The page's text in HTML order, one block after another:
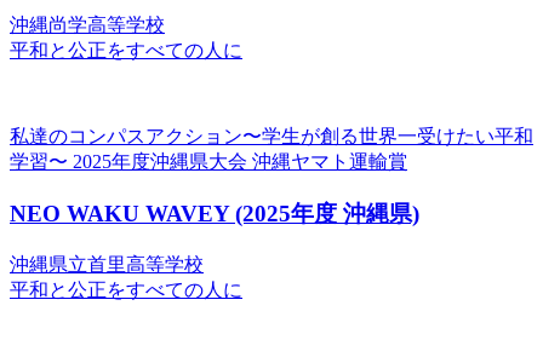
沖縄尚学高等学校
平和と公正をすべての人に
私達のコンパスアクション〜学生が創る世界一受けたい平和
学習〜 2025年度沖縄県大会 沖縄ヤマト運輸賞
NEO WAKU WAVEY(2025年度 沖縄県)
沖縄県立首里高等学校
平和と公正をすべての人に